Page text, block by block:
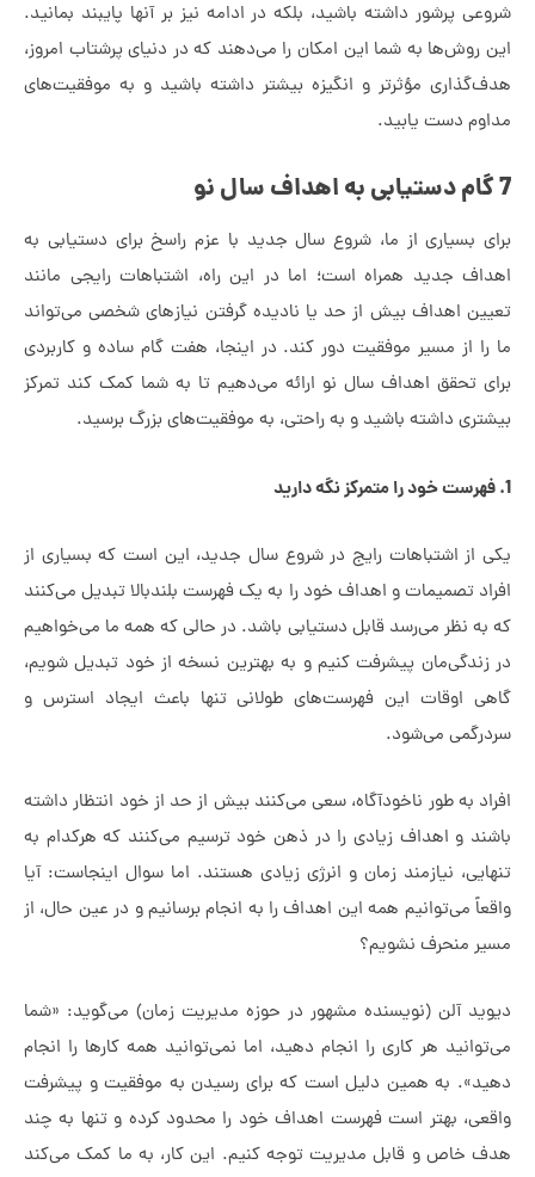
پرشور داشته باشید، بلکه در ادامه نیز بر آنها پایبند بمانید.
به شما این امکان را می‌دهند که در دنیای پرشتاب امروز،
مؤثرتر و انگیزه‌ بیشتر داشته باشید و به موفقیت‌های
دست یابید.
از ما، شروع سال جدید با عزم راسخ برای دستیابی به
جدید همراه است؛ اما در این راه، اشتباهات رایجی مانند
اهداف بیش از حد یا نادیده گرفتن نیازهای شخصی می‌تواند
مسیر موفقیت دور کند. در اینجا، هفت گام ساده و کاربردی
اهداف سال نو ارائه می‌دهیم تا به شما کمک کند تمرکز
داشته باشید و به راحتی، به موفقیت‌های بزرگ برسید.
اشتباهات رایج در شروع سال جدید، این است که بسیاری از
تصمیمات و اهداف خود را به یک فهرست بلندبالا تبدیل می‌کنند
می‌رسد قابل دستیابی باشد. در حالی که همه ما می‌خواهیم
پیشرفت کنیم و به بهترین نسخه از خود تبدیل شویم،
این فهرست‌های طولانی تنها باعث ایجاد استرس و
می‌شود.
به طور ناخودآگاه، سعی می‌کنند بیش از حد از خود انتظار داشته
و اهداف زیادی را در ذهن خود ترسیم می‌کنند که هرکدام به
نیازمند زمان و انرژی زیادی هستند. اما سوال اینجاست: آیا
می‌توانیم همه این اهداف را به انجام برسانیم و در عین حال، از
نشویم؟
آلن (نویسنده مشهور در حوزه مدیریت زمان) می‌گوید: «شما
هر کاری را انجام دهید، اما نمی‌توانید همه کارها را انجام
به همین دلیل است که برای رسیدن به موفقیت و پیشرفت
بهتر است فهرست اهداف خود را محدود کرده و تنها به چند
و قابل مدیریت توجه کنیم. این کار، به ما کمک می‌کند